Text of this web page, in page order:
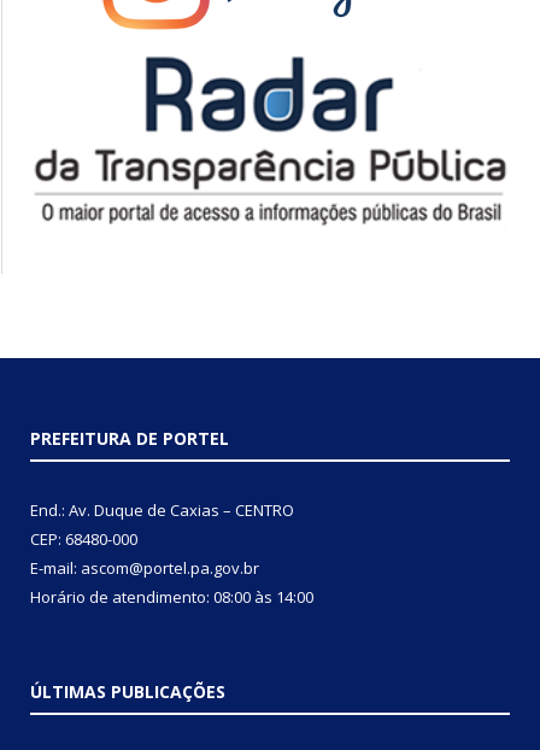
PREFEITURA DE PORTEL
End.: Av. Duque de Caxias – CENTRO
CEP: 68480-000
E-mail: ascom@portel.pa.gov.br
Horário de atendimento: 08:00 às 14:00
ÚLTIMAS PUBLICAÇÕES